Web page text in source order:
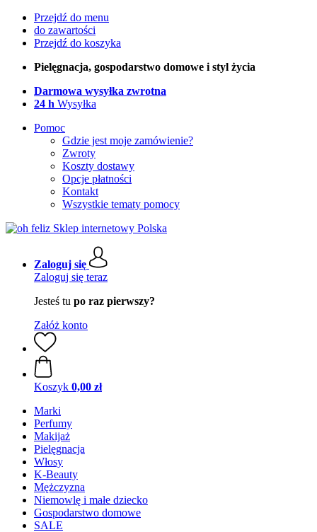
Przejdź do menu
do zawartości
Przejdź do koszyka
Pielęgnacja, gospodarstwo domowe i styl życia
Darmowa wysyłka zwrotna
24 h Wysyłka
Pomoc
Gdzie jest moje zamówienie?
Zwroty
Koszty dostawy
Opcje płatności
Kontakt
Wszystkie tematy pomocy
Zaloguj się
Zaloguj się teraz
Jesteś tu po raz pierwszy?
Załóż konto
Koszyk 0,00 zł
Marki
Perfumy
Makijaż
Pielęgnacja
Włosy
K-Beauty
Mężczyzna
Niemowlę i małe dziecko
Gospodarstwo domowe
SALE